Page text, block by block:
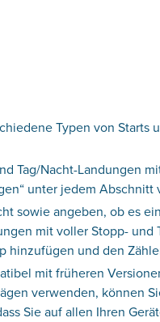
Typen von
Tag/Nacht-Landungen
unter jedem Abschnitt
sowie angeben, ob es
mit voller Stopp-
hinzufügen und den
mit früheren
verwenden, können
Sie auf allen Ihren